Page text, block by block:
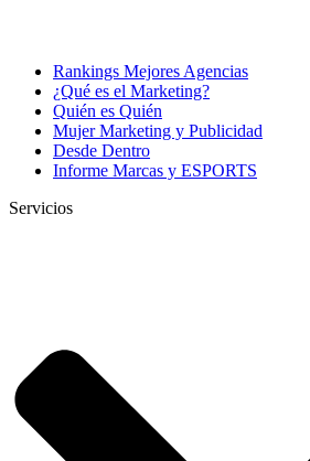
Rankings Mejores Agencias
¿Qué es el Marketing?
Quién es Quién
Mujer Marketing y Publicidad
Desde Dentro
Informe Marcas y ESPORTS
Servicios